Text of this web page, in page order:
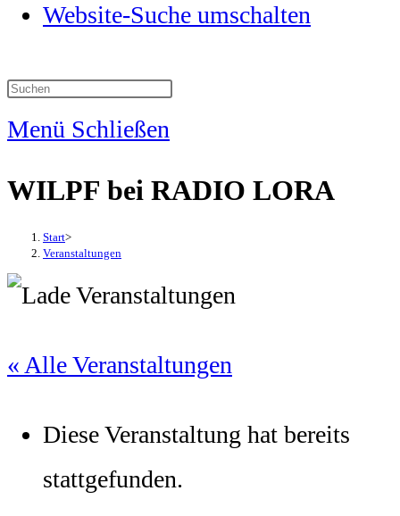
Website-Suche umschalten
Menü Schließen
WILPF bei RADIO LORA
Start>
Veranstaltungen
« Alle Veranstaltungen
Diese Veranstaltung hat bereits
stattgefunden.